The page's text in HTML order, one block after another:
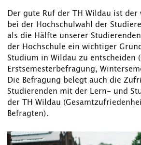
Der gute Ruf der TH Wildau ist
bei der Hochschulwahl der
als die Hälfte unserer
der Hochschule ein wichtiger
Studium in Wildau zu entscheiden
Erstsemesterbefragung,
Die Befragung belegt auch die
Studierenden mit der Lern- und
der TH Wildau
Befragten).